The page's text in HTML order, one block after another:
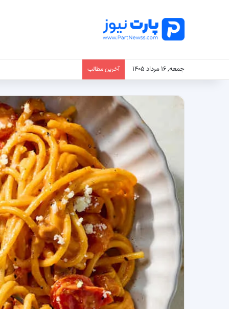
جمعه, ۱۶ مرداد ۱۴۰۵ آخرین مطالب